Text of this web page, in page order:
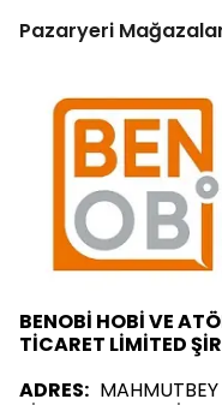
Pazaryeri
BENOBİ HOBİ VE
TİCARET LİMİTED
ADRES: